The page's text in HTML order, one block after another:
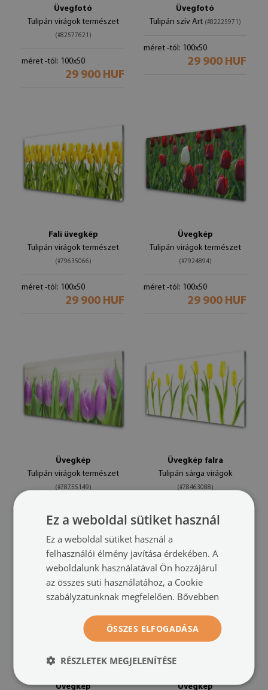
Üvegfotó
Tulipán virágok természet
(#82577621)
méret -tól: 100x50
29 900 HUF
Üvegfotó
Tulipán szív Art (#82225971)
méret -tól: 100x50
29 900 HUF
Fali üvegkép
Tulipán virágok természet
(#79635066)
méret -tól: 100x50
29 900 HUF
Üvegkép
Tulipán virágok természet
(#7924894)
méret -tól: 100x50
29 900 HUF
Üvegkép
Tulipán virágok természet
(#78755149)
méret -tól: 100x50
29 900 HUF
Üvegkép falra
Tulipán sárga virágok
(#78463088)
méret -tól: 100x50
29 900 HUF
Üvegkép
Üvegkép
Ez a weboldal sütiket használ
Ez a weboldal sütiket használ a
felhasználói élmény javítása érdekében. A
weboldalunk használatával Ön hozzájárul
az összes süti használatához, a Cookie
szabályzatunknak megfelelően. Bővebben
ÖSSZES ELFOGADÁSA
RÉSZLETEK MEGJELENÍTÉSE